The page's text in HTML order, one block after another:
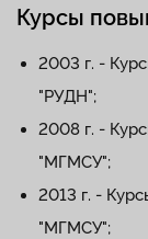
Курсы
2003 г. -
"РУДН";
2008 г. -
"МГМСУ";
2013 г. -
"МГМСУ";